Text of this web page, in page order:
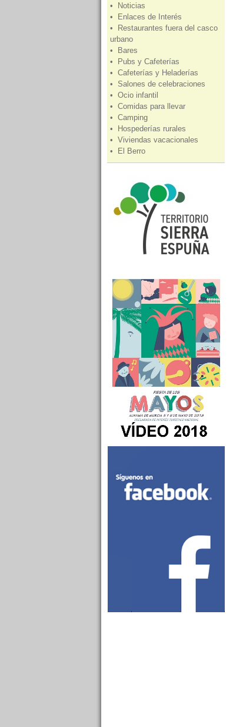
• Noticias
• Enlaces de Interés
• Restaurantes fuera del casco
urbano
• Bares
• Pubs y Cafeterías
• Cafeterías y Heladerías
• Salones de celebraciones
• Ocio infantil
• Comidas para llevar
• Camping
• Hospederías rurales
• Viviendas vacacionales
• El Berro